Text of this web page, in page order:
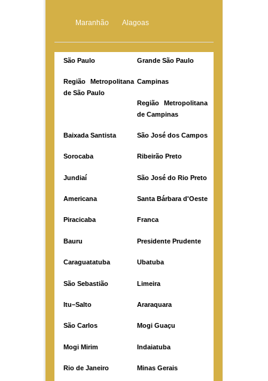
Maranhão Alagoas
São Paulo Grande São Paulo
Região Metropolitana
de São Paulo
Campinas
Região Metropolitana
de Campinas
Baixada Santista São José dos Campos
Sorocaba Ribeirão Preto
Jundiaí São José do Rio Preto
Americana Santa Bárbara d'Oeste
Piracicaba Franca
Bauru Presidente Prudente
Caraguatatuba Ubatuba
São Sebastião Limeira
Itu–Salto Araraquara
São Carlos Mogi Guaçu
Mogi Mirim Indaiatuba
Rio de Janeiro Minas Gerais